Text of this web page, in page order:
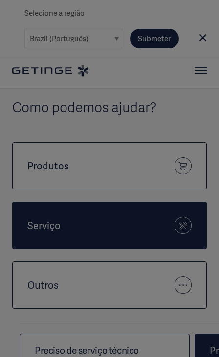
Selecione a região
Submeter
Como podemos ajudar?
Produtos
Serviço
Outros
Preciso de serviço técnico